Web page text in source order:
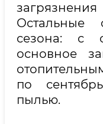
Остальные
сезона: с
основное
по
пылью.